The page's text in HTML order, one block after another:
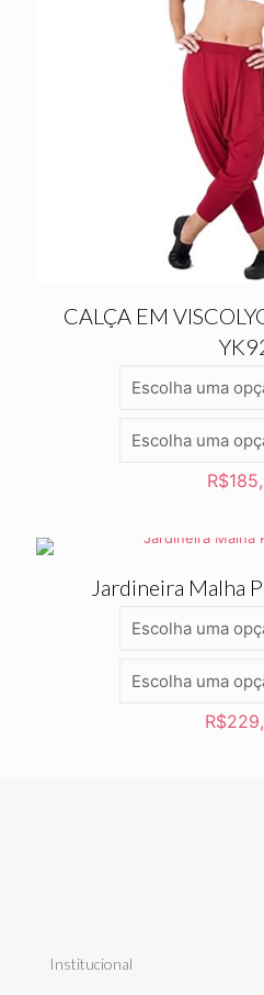
CALÇA EM
R$
Jardineira Malha
R$
Institucional